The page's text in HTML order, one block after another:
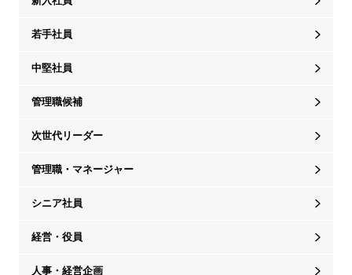
若手社員
中堅社員
管理職候補
次世代リーダー
管理職・マネージャー
シニア社員
経営・役員
人事・経営企画